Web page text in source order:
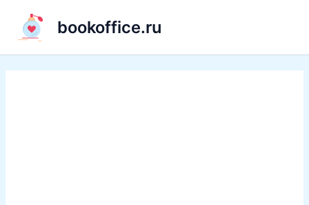
содержимому
bookoffice.ru